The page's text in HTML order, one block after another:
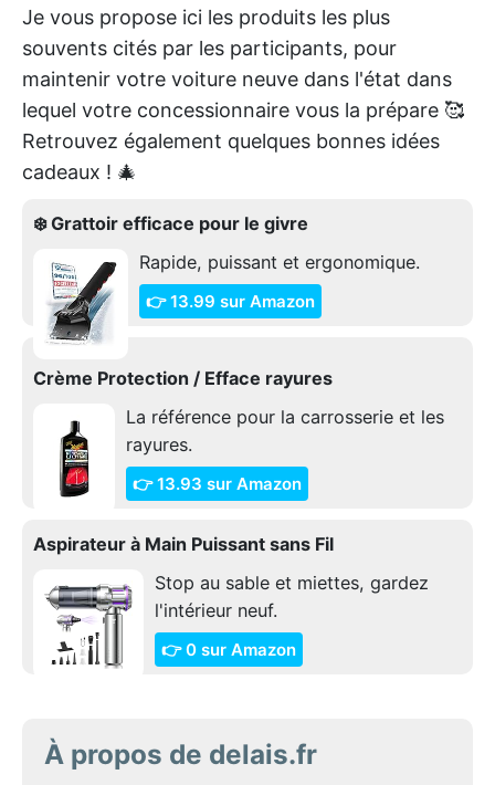
Je vous propose ici les produits les plus
souvents cités par les participants, pour
maintenir votre voiture neuve dans l'état dans
lequel votre concessionnaire vous la prépare 🥰
Retrouvez également quelques bonnes idées
cadeaux ! 🎄
❄️ Grattoir efficace pour le givre
Rapide, puissant et ergonomique.
👉 13.99 sur Amazon
Crème Protection / Efface rayures
La référence pour la carrosserie et les
rayures.
👉 13.93 sur Amazon
Aspirateur à Main Puissant sans Fil
Stop au sable et miettes, gardez
l'intérieur neuf.
👉 0 sur Amazon
À propos de delais.fr